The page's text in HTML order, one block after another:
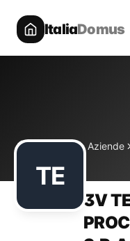
ItaliaDomus
HomeDirectory Aziende
TE
3V